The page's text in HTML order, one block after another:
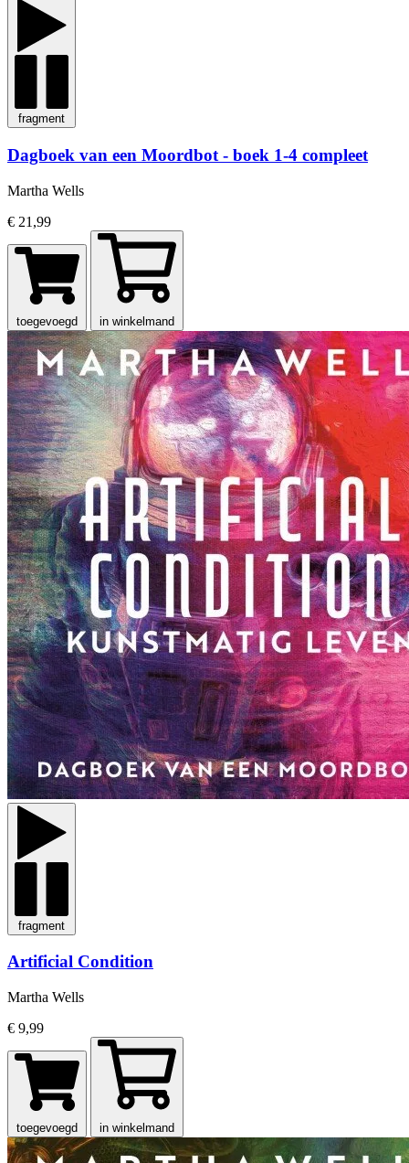
fragment
Dagboek van een Moordbot - boek 1-4 compleet
Martha Wells
€ 21,99
toegevoegd in winkelmand
fragment
Artificial Condition
Martha Wells
€ 9,99
toegevoegd in winkelmand